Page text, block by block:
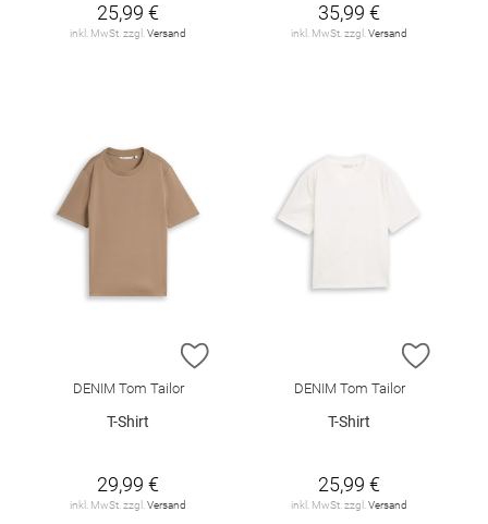
25,99 €
inkl. MwSt. zzgl.Versand
35,99 €
inkl. MwSt. zzgl.Versand
ZUR WUNSCHLISTE HINZUFÜGEN
DENIM Tom Tailor
T-Shirt
29,99 €
inkl. MwSt. zzgl.Versand
ZUR
DENIM Tom Tailor
T-Shirt
25,99 €
inkl. MwSt. zzgl.Versand